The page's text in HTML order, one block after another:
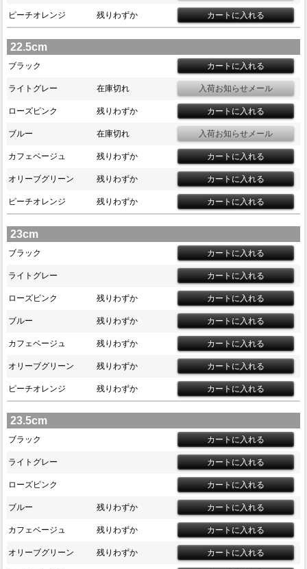
ピーチオレンジ 残りわずか
22.5cm
ブラック
ライトグレー 在庫切れ
ローズピンク 残りわずか
ブルー 在庫切れ
カフェベージュ 残りわずか
オリーブグリーン 残りわずか
ピーチオレンジ 残りわずか
23cm
ブラック
ライトグレー
ローズピンク 残りわずか
ブルー 残りわずか
カフェベージュ 残りわずか
オリーブグリーン 残りわずか
ピーチオレンジ 残りわずか
23.5cm
ブラック
ライトグレー
ローズピンク
ブルー 残りわずか
カフェベージュ 残りわずか
オリーブグリーン 残りわずか